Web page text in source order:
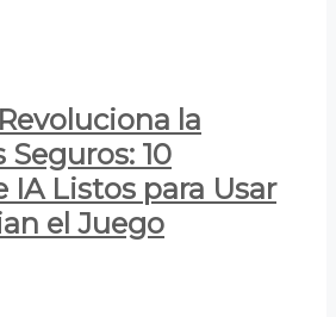
la
Seguros: 10
IA Listos para Usar
el Juego